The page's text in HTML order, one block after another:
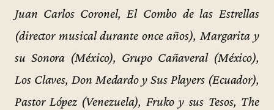
Juan Carlos Coronel, El Combo de las Estrellas
(director musical durante once años), Margarita y
su Sonora (México), Grupo Cañaveral (México),
Los Claves, Don Medardo y Sus Players (Ecuador),
Pastor López (Venezuela), Fruko y sus Tesos, The